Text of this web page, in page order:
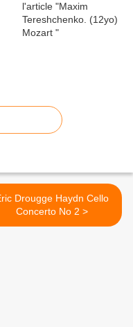
Drougge Haydn Cello
Concerto No 2 >